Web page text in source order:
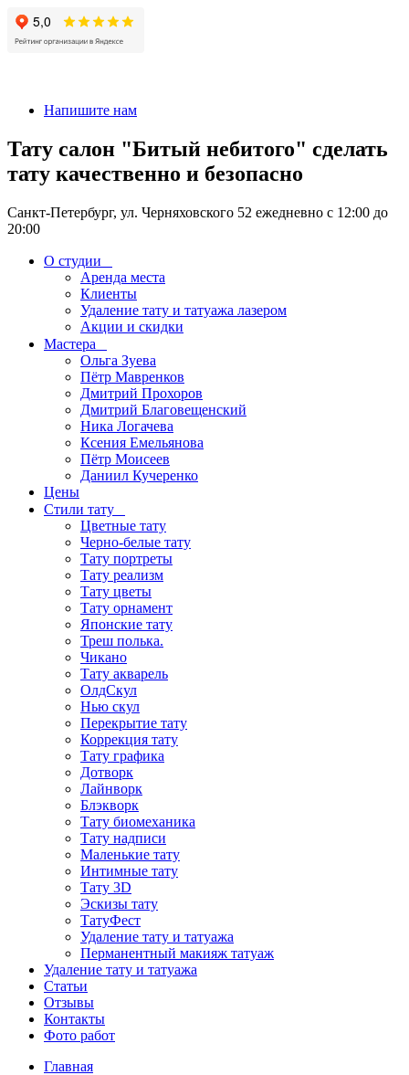
Напишите нам
Тату салон "Битый небитого" сделать
тату качественно и безопасно
Санкт-Петербург, ул. Черняховского 52 ежедневно с 12:00 до
20:00
О студии
Аренда места
Клиенты
Удаление тату и татуажа лазером
Акции и скидки
Мастера
Ольга Зуева
Пётр Мавренков
Дмитрий Прохоров
Дмитрий Благовещенский
Ника Логачева
Ксения Емельянова
Пётр Моисеев
Даниил Кучеренко
Цены
Стили тату
Цветные тату
Черно-белые тату
Тату портреты
Тату реализм
Тату цветы
Тату орнамент
Японские тату
Треш полька.
Чикано
Тату акварель
ОлдСкул
Нью скул
Перекрытие тату
Коррекция тату
Тату графика
Дотворк
Лайнворк
Блэкворк
Тату биомеханика
Тату надписи
Маленькие тату
Интимные тату
Тату 3D
Эскизы тату
ТатуФест
Удаление тату и татуажа
Перманентный макияж татуаж
Удаление тату и татуажа
Статьи
Отзывы
Контакты
Фото работ
Главная